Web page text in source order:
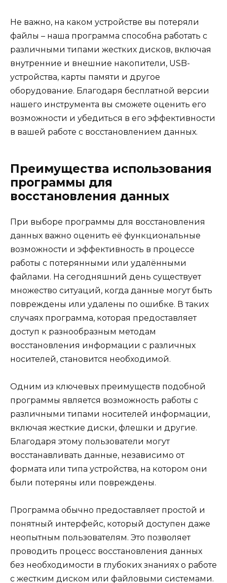
Не важно, на каком устройстве вы потеряли
файлы – наша программа способна работать с
различными типами жестких дисков, включая
внутренние и внешние накопители, USB-
устройства, карты памяти и другое
оборудование. Благодаря бесплатной версии
нашего инструмента вы сможете оценить его
возможности и убедиться в его эффективности
в вашей работе с восстановлением данных.
Преимущества использования
программы для
восстановления данных
При выборе программы для восстановления
данных важно оценить её функциональные
возможности и эффективность в процессе
работы с потерянными или удалёнными
файлами. На сегодняшний день существует
множество ситуаций, когда данные могут быть
повреждены или удалены по ошибке. В таких
случаях программа, которая предоставляет
доступ к разнообразным методам
восстановления информации с различных
носителей, становится необходимой.
Одним из ключевых преимуществ подобной
программы является возможность работы с
различными типами носителей информации,
включая жесткие диски, флешки и другие.
Благодаря этому пользователи могут
восстанавливать данные, независимо от
формата или типа устройства, на котором они
были потеряны или повреждены.
Программа обычно предоставляет простой и
понятный интерфейс, который доступен даже
неопытным пользователям. Это позволяет
проводить процесс восстановления данных
без необходимости в глубоких знаниях о работе
с жестким диском или файловыми системами.